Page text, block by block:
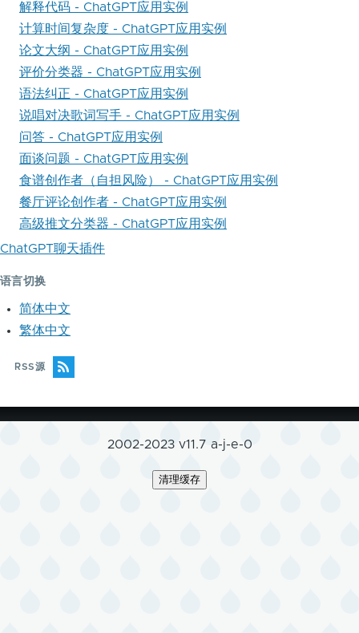
解释代码 - ChatGPT应用实例
计算时间复杂度 - ChatGPT应用实例
论文大纲 - ChatGPT应用实例
评价分类器 - ChatGPT应用实例
语法纠正 - ChatGPT应用实例
说唱对决歌词写手 - ChatGPT应用实例
问答 - ChatGPT应用实例
面谈问题 - ChatGPT应用实例
食谱创作者（自担风险） - ChatGPT应用实例
餐厅评论创作者 - ChatGPT应用实例
高级推文分类器 - ChatGPT应用实例
ChatGPT聊天插件
语言切换
简体中文
繁体中文
RSS源
2002-2023 v11.7 a-j-e-0